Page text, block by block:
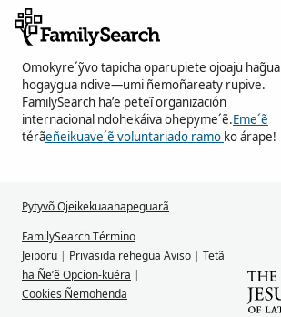
Omokyre´ỹvo tapicha oparupiete ojoaju hag̃ua
hogaygua ndive—umi ñemoñareaty rupive.
FamilySearch ha’e peteĩ organización
internacional ndohekáiva ohepyme´ẽ.Eme´ẽ
térãeñeikuave´ẽ voluntariado ramo ko árape!
Pytyvõ Ojeikekuaahapeguarã
FamilySearch Término
Jeiporu | Privasida rehegua Aviso | Tetã
ha Ñe’ẽ Opcion-kuéra |
Cookies Ñemohenda